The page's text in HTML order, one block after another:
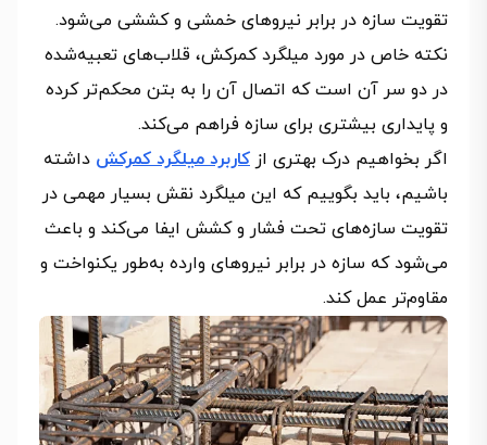
تقویت سازه در برابر نیروهای خمشی و کششی می‌شود.
نکته خاص در مورد میلگرد کمرکش، قلاب‌های تعبیه‌شده
در دو سر آن است که اتصال آن را به بتن محکم‌تر کرده
و پایداری بیشتری برای سازه فراهم می‌کند.
اگر بخواهیم درک بهتری از کاربرد میلگرد کمرکش داشته
باشیم، باید بگوییم که این میلگرد نقش بسیار مهمی در
تقویت سازه‌های تحت فشار و کشش ایفا می‌کند و باعث
می‌شود که سازه در برابر نیروهای وارده به‌طور یکنواخت و
مقاوم‌تر عمل کند.